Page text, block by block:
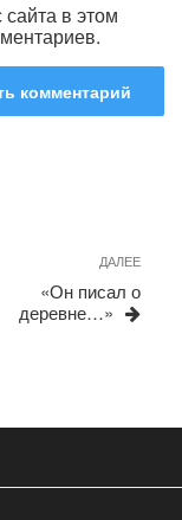
в этом
ДАЛЕЕ
«Он писал о
деревне…»